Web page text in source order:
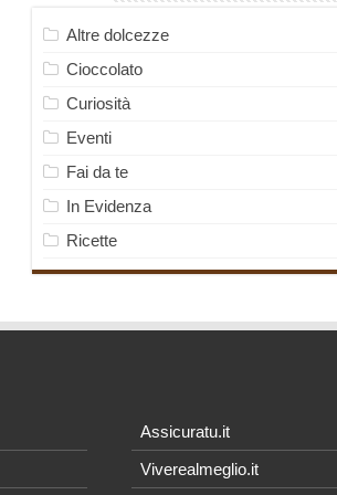
Altre dolcezze
Cioccolato
Curiosità
Eventi
Fai da te
In Evidenza
Ricette
Assicuratu.it
Viverealmeglio.it